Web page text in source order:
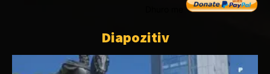
Diapozitiv